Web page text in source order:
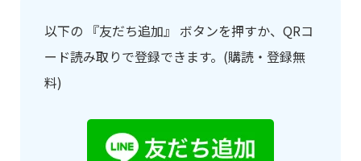
以下の 『友だち追加』 ボタンを押すか、QRコ
ード読み取りで登録できます。(購読・登録無
料)